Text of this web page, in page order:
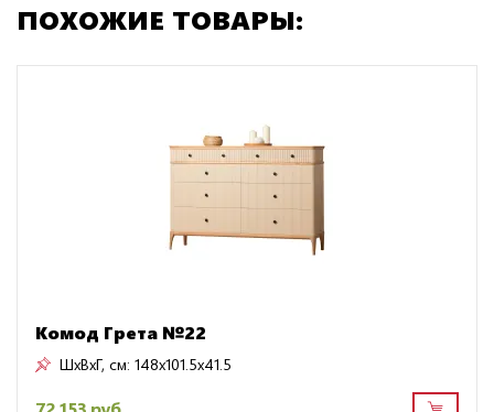
ПОХОЖИЕ ТОВАРЫ:
Комод Грета №22
ШxВxГ, см: 148x101.5x41.5